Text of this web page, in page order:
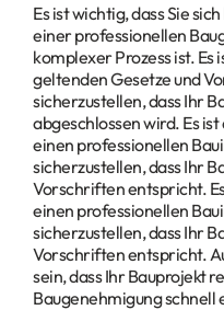
Es ist wichtig, dass Sie
einer professionellen
komplexer Prozess ist. Es
geltenden Gesetze und
sicherzustellen, dass Ihr
abgeschlossen wird. Es
einen professionellen
sicherzustellen, dass Ihr
Vorschriften entspricht.
einen professionellen
sicherzustellen, dass Ihr
Vorschriften entspricht.
sein, dass Ihr Bauprojekt
Baugenehmigung schnell